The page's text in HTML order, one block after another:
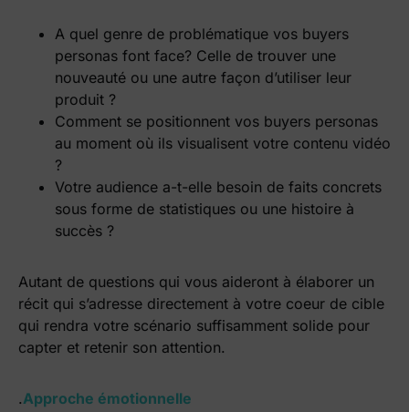
A quel genre de problématique vos buyers
personas font face? Celle de trouver une
nouveauté ou une autre façon d’utiliser leur
produit ?
Comment se positionnent vos buyers personas
au moment où ils visualisent votre contenu vidéo
?
Votre audience a-t-elle besoin de faits concrets
sous forme de statistiques ou une histoire à
succès ?
Autant de questions qui vous aideront à élaborer un
récit qui s’adresse directement à votre coeur de cible
qui rendra votre scénario suffisamment solide pour
capter et retenir son attention.
.Approche émotionnelle